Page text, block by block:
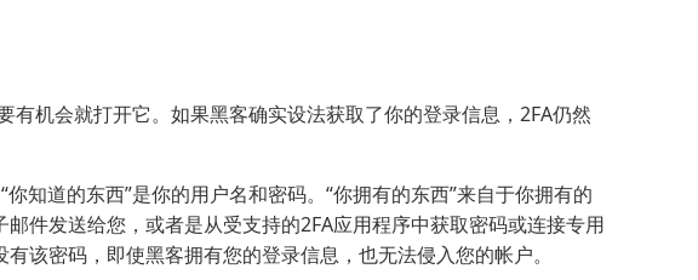
机会就打开它。如果黑客确实设法获取了你的登录信息，2FA仍然
知道的东西”是你的用户名和密码。“你拥有的东西”来自于你拥有的
件发送给您，或者是从受支持的2FA应用程序中获取密码或连接专用
该密码，即使黑客拥有您的登录信息，也无法侵入您的帐户。